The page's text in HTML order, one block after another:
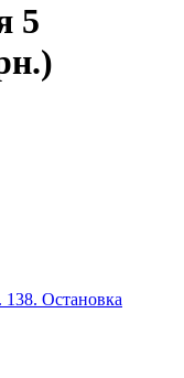
5
138. Остановка